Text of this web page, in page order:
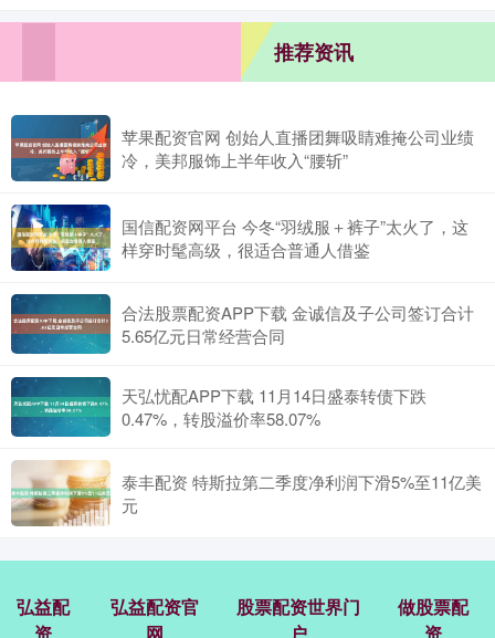
推荐资讯
苹果配资官网 创始人直播团舞吸睛难掩公司业绩
冷，美邦服饰上半年收入“腰斩”
国信配资网平台 今冬“羽绒服＋裤子”太火了，这
样穿时髦高级，很适合普通人借鉴
合法股票配资APP下载 金诚信及子公司签订合计
5.65亿元日常经营合同
天弘忧配APP下载 11月14日盛泰转债下跌
0.47%，转股溢价率58.07%
泰丰配资 特斯拉第二季度净利润下滑5%至11亿美
元
弘益配
弘益配资官
股票配资世界门
做股票配